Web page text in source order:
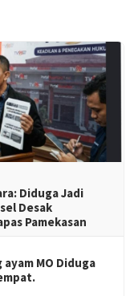
Diduga Jadi
Desak
Pamekasan
MO Diduga